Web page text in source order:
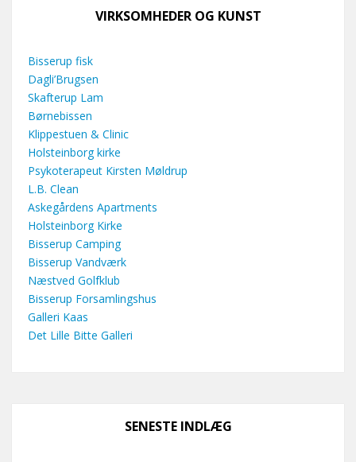
VIRKSOMHEDER OG KUNST
Bisserup fisk
Dagli’Brugsen
Skafterup Lam
Børnebissen
Klippestuen & Clinic
Holsteinborg kirke
Psykoterapeut Kirsten Møldrup
L.B. Clean
Askegårdens Apartments
Holsteinborg Kirke
Bisserup Camping
Bisserup Vandværk
Næstved Golfklub
Bisserup Forsamlingshus
Galleri Kaas
Det Lille Bitte Galleri
SENESTE INDLÆG